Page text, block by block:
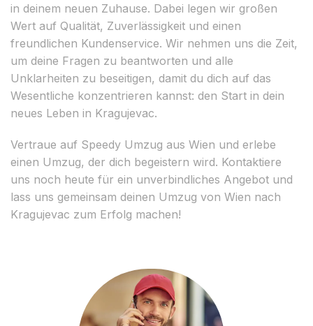
in deinem neuen Zuhause. Dabei legen wir großen
Wert auf Qualität, Zuverlässigkeit und einen
freundlichen Kundenservice. Wir nehmen uns die Zeit,
um deine Fragen zu beantworten und alle
Unklarheiten zu beseitigen, damit du dich auf das
Wesentliche konzentrieren kannst: den Start in dein
neues Leben in Kragujevac.
Vertraue auf Speedy Umzug aus Wien und erlebe
einen Umzug, der dich begeistern wird. Kontaktiere
uns noch heute für ein unverbindliches Angebot und
lass uns gemeinsam deinen Umzug von Wien nach
Kragujevac zum Erfolg machen!